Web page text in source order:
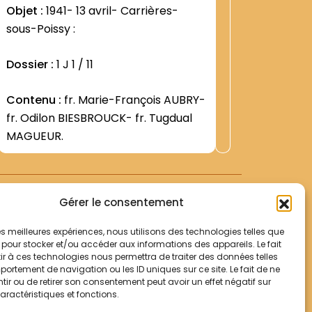
Gérer le consentement
meilleures expériences, nous utilisons des technologies telles que
stocker et/ou accéder aux informations des appareils. Le fait
à ces technologies nous permettra de traiter des données telles
de navigation ou les ID uniques sur ce site. Le fait de ne
ou de retirer son consentement peut avoir un effet négatif sur
et fonctions.
Objet : 1941- 13 avril- Carrières-
sous-Poissy :
Dossier : 1 J 1 / 11
Contenu :
fr. Odilon BIESBROUCK- fr. Tugdual
MAGUEUR.
Votre panier
Mentions légales
Politique de cookies